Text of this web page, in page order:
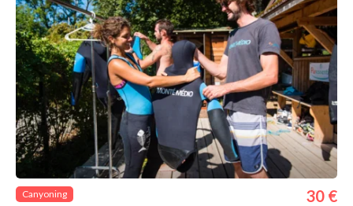
Canyoning 30 €